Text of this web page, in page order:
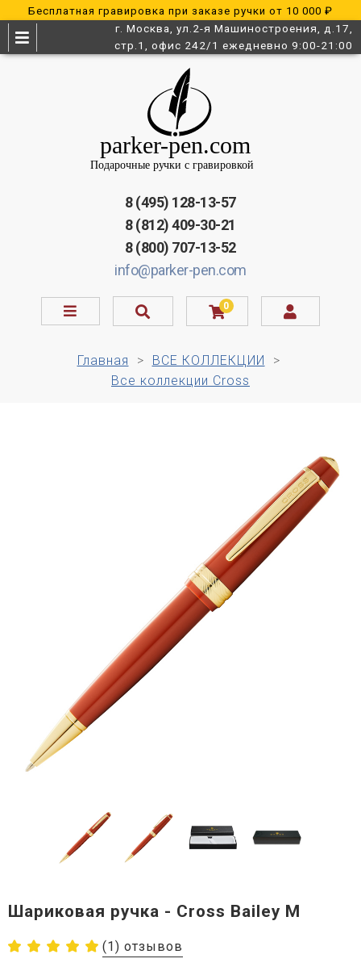
Бесплатная гравировка при заказе ручки от 10 000 ₽
г. Москва, ул.2-я Машиностроения, д.17,
стр.1, офис 242/1 ежедневно 9:00-21:00
8 (495) 128-13-57
8 (812) 409-30-21
8 (800) 707-13-52
info@parker-pen.com
0
Главная
ВСЕ КОЛЛЕКЦИИ
Все коллекции Cross
Шариковая ручка - Cross Bailey M
(1) отзывов